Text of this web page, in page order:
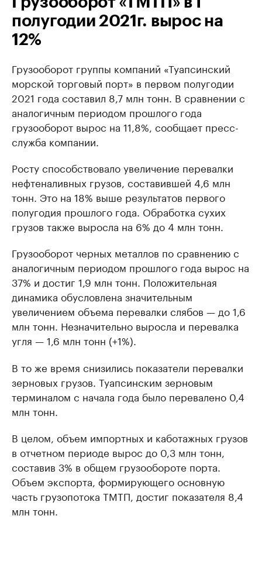
полугодии 2021г. вырос на
12%
Грузооборот группы компаний «Туапсинский
морской торговый порт» в первом полугодии
2021 года составил 8,7 млн тонн. В сравнении с
аналогичным периодом прошлого года
грузооборот вырос на 11,8%, сообщает пресс-
служба компании.
Росту способствовало увеличение перевалки
нефтеналивных грузов, составившей 4,6 млн
тонн. Это на 18% выше результатов первого
полугодия прошлого года. Обработка сухих
грузов также выросла на 6% до 4 млн тонн.
Грузооборот черных металлов по сравнению с
аналогичным периодом прошлого года вырос на
37% и достиг 1,9 млн тонн. Положительная
динамика обусловлена значительным
увеличением объема перевалки слябов — до 1,6
млн тонн. Незначительно выросла и перевалка
угля — 1,6 млн тонн (+1%).
В то же время снизились показатели перевалки
зерновых грузов. Туапсинским зерновым
терминалом с начала года было перевалено 0,4
млн тонн.
В целом, объем импортных и каботажных грузов
в отчетном периоде вырос до 0,3 млн тонн,
составив 3% в общем грузообороте порта.
Объем экспорта, формирующего основную
часть грузопотока ТМТП, достиг показателя 8,4
млн тонн.